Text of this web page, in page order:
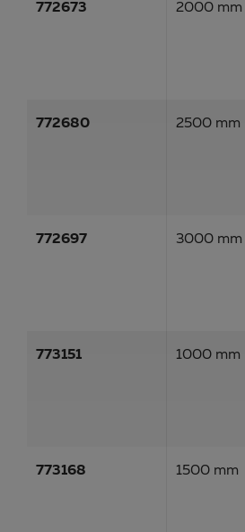
772673 2000 mm
772680 2500 mm
772697 3000 mm
773151 1000 mm
773168 1500 mm